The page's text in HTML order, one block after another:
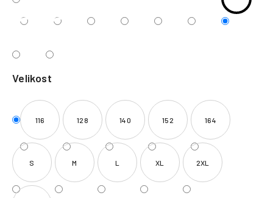
Velikost
116 128 140 152 164
S M L XL 2XL